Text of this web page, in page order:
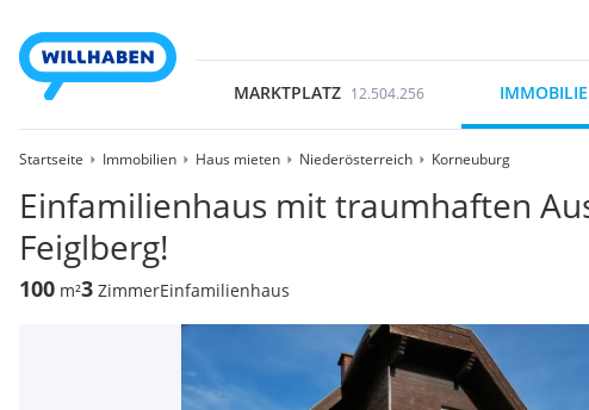
MARKTPLATZ 12.504.256
Startseite Immobilien Haus mieten Niederösterreich Korneuburg
Einfamilienhaus mit traumhaften
Feiglberg!
100 m²3 ZimmerEinfamilienhaus